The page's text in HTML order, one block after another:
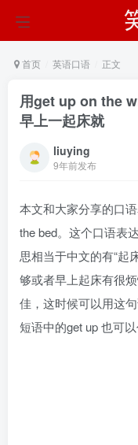
首页 英语口语 正文
用get up on the
早上一起床就
liuying
9年前发布
本文和大家分享的口
the bed。这个口语表
思相当于中文的有“起
够或者早上起床有很
佳，这时候可以用这句
短语中的get up 也可